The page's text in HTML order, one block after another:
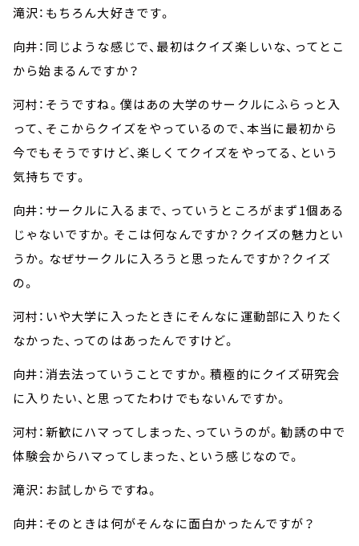
滝沢：もちろん大好きです。
向井：同じような感じで、最初はクイズ楽しいな、ってとこ
から始まるんですか？
河村：そうですね。僕はあの大学のサークルにふらっと入
って、そこからクイズをやっているので、本当に最初から
今でもそうですけど、楽しくてクイズをやってる、という
気持ちです。
向井：サークルに入るまで、っていうところがまず1個ある
じゃないですか。そこは何なんですか？クイズの魅力とい
うか。なぜサークルに入ろうと思ったんですか？クイズ
の。
河村：いや大学に入ったときにそんなに運動部に入りたく
なかった、ってのはあったんですけど。
向井：消去法っていうことですか。積極的にクイズ研究会
に入りたい、と思ってたわけでもないんですか。
河村：新歓にハマってしまった、っていうのが。勧誘の中で
体験会からハマってしまった、という感じなので。
滝沢：お試しからですね。
向井：そのときは何がそんなに面白かったんですが？